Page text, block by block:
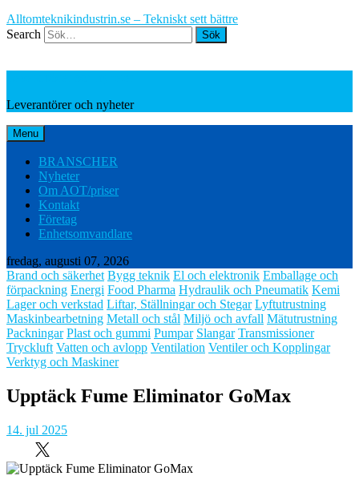
Alltomteknikindustrin.se – Tekniskt sett bättre
Search
Leverantörer och nyheter
Menu
BRANSCHER
Nyheter
Om AOT/priser
Kontakt
Företag
Enhetsomvandlare
fredag, augusti 07, 2026
Brand och säkerhet Bygg teknik El och elektronik Emballage och
förpackning Energi Food Pharma Hydraulik och Pneumatik Kemi
Lager och verkstad Liftar, Ställningar och Stegar Lyftutrustning
Maskinbearbetning Metall och stål Miljö och avfall Mätutrustning
Packningar Plast och gummi Pumpar Slangar Transmissioner
Tryckluft Vatten och avlopp Ventilation Ventiler och Kopplingar
Verktyg och Maskiner
Upptäck Fume Eliminator GoMax
14. jul 2025